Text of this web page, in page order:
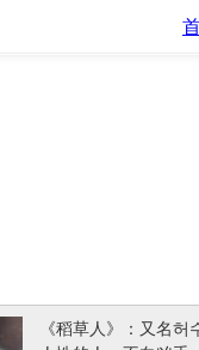
《稻草人》：又名